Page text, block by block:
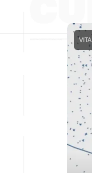
VITA